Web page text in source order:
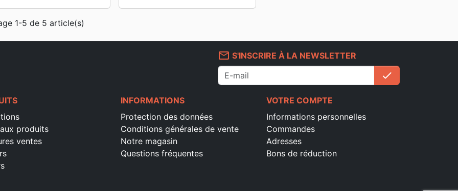
1-5 de 5 article(s)
mail_outline S'INSCRIRE À LA NEWSLETTER
check
produits
ventes
INFORMATIONS
Protection des données
Conditions générales de vente
Notre magasin
Questions fréquentes
VOTRE COMPTE
Informations personnelles
Commandes
Adresses
Bons de réduction